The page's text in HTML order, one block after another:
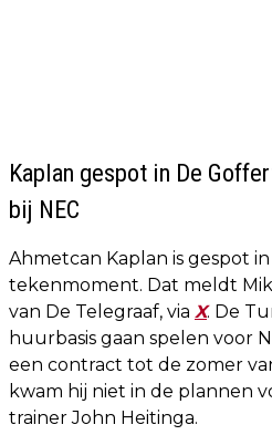
Kaplan gespot in De
bij NEC
Ahmetcan Kaplan is gespot
tekenmoment. Dat meldt
van De Telegraaf, via X. De
huurbasis gaan spelen voor
een contract tot de zomer
kwam hij niet in de plannen
trainer John Heitinga.